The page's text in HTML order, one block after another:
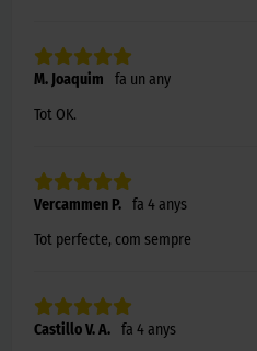
M. Joaquim
fa un any
Tot OK.
Vercammen P. fa 4 anys
Tot perfecte, com sempre
Castillo V. A. fa 4 anys